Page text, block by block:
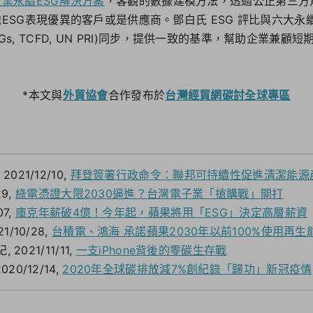
表現優異的客戶或是供應商。鄧白氏 ESG 評比與六大永
TCFD, UN PRI)同步，提供一致的基準，幫助企業兼顧短
*本文與外貿協會合作發布於台灣經貿網碳討全球專區
12/10, 拜登簽署行政命令：聯邦可持續性促進清潔能源
綠電憑證大限2030逼進？台灣電子業「搶購戰」開打
庫克年薪破4億！今年起，蘋果將用「ESG」決定高層薪資
10/28, 台積電、鴻海 承諾蘋果2030年以前100%使用再生
2021/11/11, 一支iPhone背後的零碳生存戰
12/14, 2020年全球碳排放減7%創紀錄「歸功」新冠疫情